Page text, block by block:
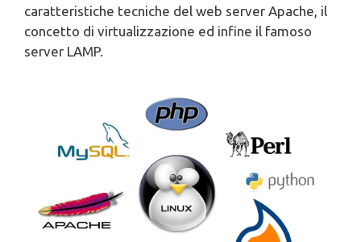
caratteristiche tecniche del web server Apache, il
concetto di virtualizzazione ed infine il famoso
server LAMP.